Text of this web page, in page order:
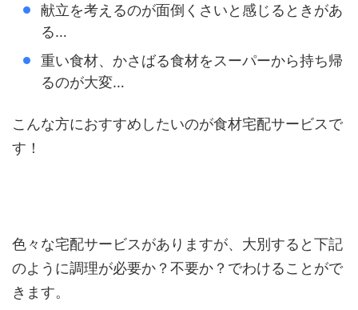
献立を考えるのが面倒くさいと感じるときがあ
る…
重い食材、かさばる食材をスーパーから持ち帰
るのが大変…
こんな方におすすめしたいのが食材宅配サービスで
す！
色々な宅配サービスがありますが、大別すると下記
のように調理が必要か？不要か？でわけることがで
きます。